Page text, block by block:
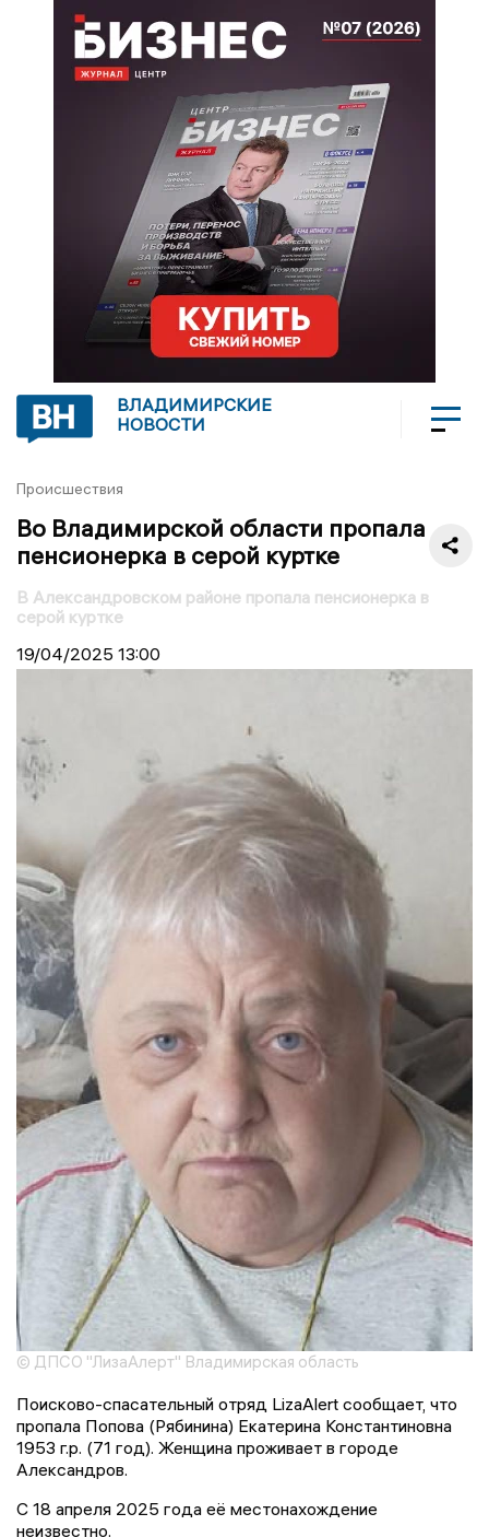
ВЛАДИМИРСКИЕ
НОВОСТИ
Происшествия
Во Владимирской области пропала
пенсионерка в серой куртке
В Александровском районе пропала пенсионерка в
серой куртке
19/04/2025 13:00
© ДПСО "ЛизаАлерт" Владимирская область
Поисково-спасательный отряд LizaAlert сообщает, что
пропала Попова (Рябинина) Екатерина Константиновна
1953 г.р. (71 год). Женщина проживает в городе
Александров.
С 18 апреля 2025 года её местонахождение
неизвестно.